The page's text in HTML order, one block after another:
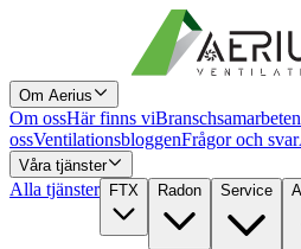
Om Aerius
Om ossHär finns viBranschsamarbeten
ossVentilationsbloggenFrågor och svar
Våra tjänster
Alla tjänster FTX Radon Service